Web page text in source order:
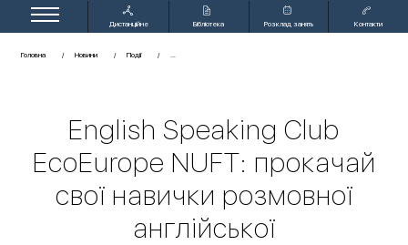
Дистанційне
Бібліотека Розклад занять Контакти
Головна Новини Події
English Speaking Club
EcoEurope NUFT: прокачай
свої навички розмовної
англійської